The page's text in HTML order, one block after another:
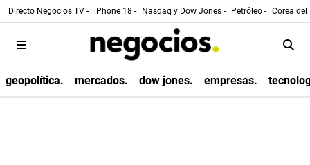
Directo Negocios TV - iPhone 18 - Nasdaq y Dow Jones - Petróleo - Corea
geopolítica. mercados. dow jones. empresas.